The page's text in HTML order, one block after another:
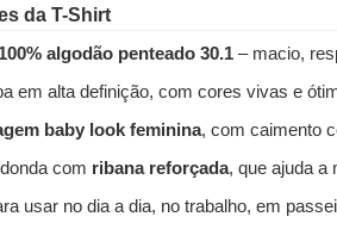
da T-Shirt
100% algodão penteado 30.1 – macio,
em alta definição, com cores vivas e
baby look feminina, com caimento
com ribana reforçada, que ajuda a
usar no dia a dia, no trabalho, em